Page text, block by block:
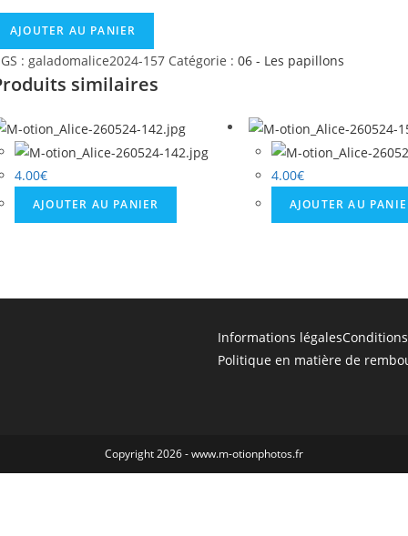
quantité
AJOUTER AU PANIER
: galadomalice2024-157 Catégorie : 06 - Les papillons
similaires
4.00€
AJOUTER AU PANIER
4.00€
AJOUTER AU
Informations légales
Politique en matière de
Copyright 2026 - www.m-otionphotos.fr